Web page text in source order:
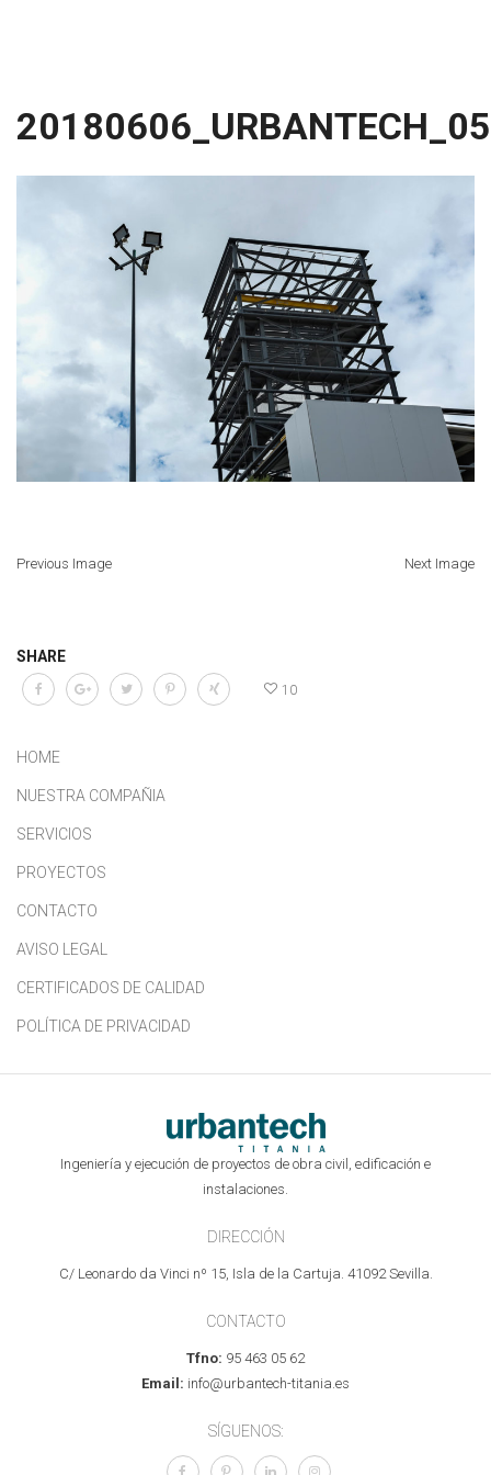
Previous Image Next Image
SHARE
10
HOME
NUESTRA COMPAÑIA
SERVICIOS
PROYECTOS
CONTACTO
AVISO LEGAL
CERTIFICADOS DE CALIDAD
POLÍTICA DE PRIVACIDAD
Ingeniería y ejecución de proyectos de obra civil, edificación e
instalaciones.
DIRECCIÓN
C/ Leonardo da Vinci nº 15, Isla de la Cartuja. 41092 Sevilla.
CONTACTO
Tfno: 95 463 05 62
Email: info@urbantech-titania.es
SÍGUENOS: